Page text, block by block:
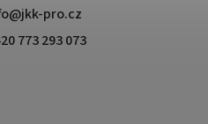
@jkk-pro.cz
773 293 073